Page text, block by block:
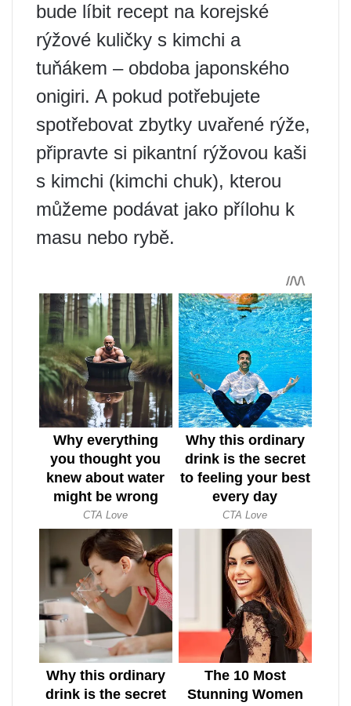
bude líbit recept na korejské
rýžové kuličky s kimchi a
tuňákem – obdoba japonského
onigiri. A pokud potřebujete
spotřebovat zbytky uvařené rýže,
připravte si pikantní rýžovou kaši
s kimchi (kimchi chuk), kterou
můžeme podávat jako přílohu k
masu nebo rybě.